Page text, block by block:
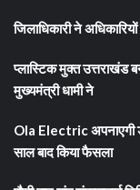
जिलाधिकारी ने
प्लास्टिक मुक्त उत्तराखंड
मुख्यमंत्री धामी ने
Ola Electric अपनाएगी
साल बाद किया फैसला